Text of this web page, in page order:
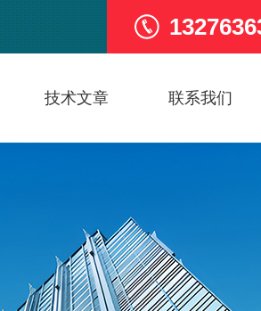
技术文章 联系我们